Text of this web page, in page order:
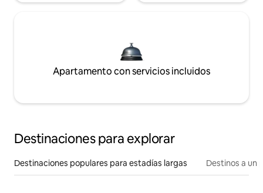
Apartamento con servicios incluidos
Destinaciones para explorar
Destinaciones populares para estadías largas Destinos a un